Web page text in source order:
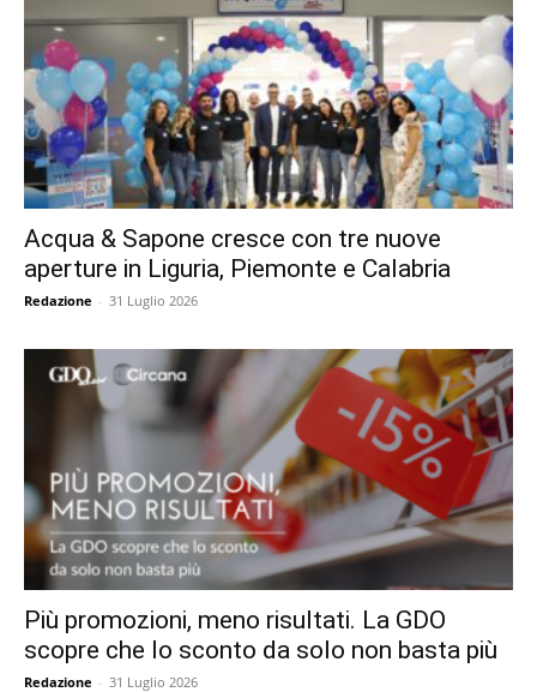
Acqua & Sapone cresce con tre nuove
aperture in Liguria, Piemonte e Calabria
Redazione - 31 Luglio 2026
Più promozioni, meno risultati. La GDO
scopre che lo sconto da solo non basta più
Redazione - 31 Luglio 2026